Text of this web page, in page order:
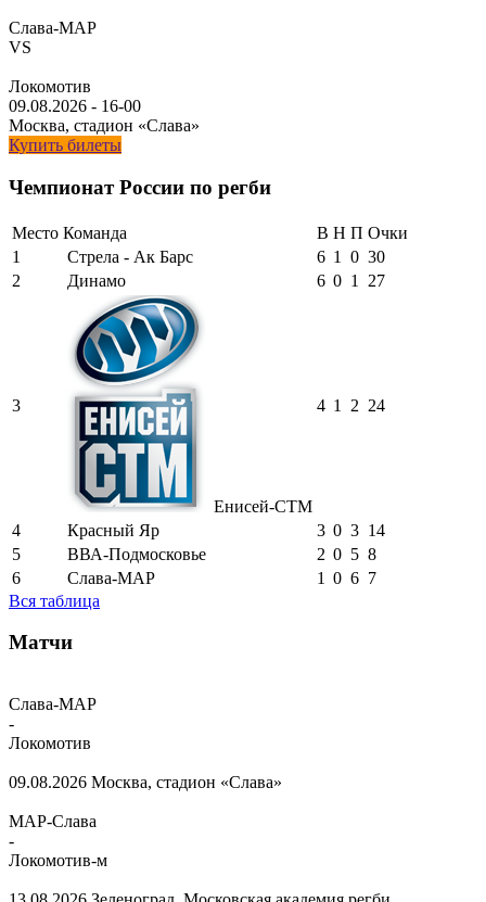
Слава-МАР
VS
Локомотив
09.08.2026 - 16-00
Москва, стадион «Слава»
Купить билеты
Чемпионат России по регби
Место Команда В Н П Очки
1
Стрела - Ак Барс 6 1 0 30
2
Динамо 6 0 1 27
3
Енисей-СТМ
4 1 2 24
4 Красный Яр 3 0 3 14
5
ВВА-Подмосковье 2 0 5 8
6
Слава-МАР 1 0 6 7
Вся таблица
Матчи
Слава-МАР
-
Локомотив
09.08.2026 Москва, стадион «Слава»
МАР-Слава
-
Локомотив-м